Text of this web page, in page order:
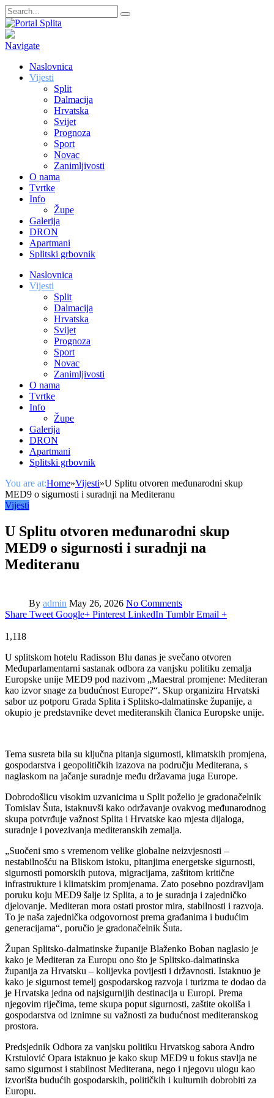
Navigate
Naslovnica
Vijesti
Split
Dalmacija
Hrvatska
Svijet
Prognoza
Sport
Novac
Zanimljivosti
O nama
Tvrtke
Info
Župe
Galerija
DRON
Apartmani
Splitski grbovnik
Naslovnica
Vijesti
Split
Dalmacija
Hrvatska
Svijet
Prognoza
Sport
Novac
Zanimljivosti
O nama
Tvrtke
Info
Župe
Galerija
DRON
Apartmani
Splitski grbovnik
You are at:Home»Vijesti»U Splitu otvoren međunarodni skup
MED9 o sigurnosti i suradnji na Mediteranu
Vijesti
U Splitu otvoren međunarodni skup
MED9 o sigurnosti i suradnji na
Mediteranu
By admin May 26, 2026 No Comments
Share Tweet Google+ Pinterest LinkedIn Tumblr Email +
1,118
U splitskom hotelu Radisson Blu danas je svečano otvoren
Međuparlamentarni sastanak odbora za vanjsku politiku zemalja
Europske unije MED9 pod nazivom „Maestral promjene: Mediteran
kao izvor snage za budućnost Europe?“. Skup organizira Hrvatski
sabor uz potporu Grada Splita i Splitsko-dalmatinske županije, a
okupio je predstavnike devet mediteranskih članica Europske unije.
Tema susreta bila su ključna pitanja sigurnosti, klimatskih promjena,
gospodarstva i geopolitičkih izazova na području Mediterana, s
naglaskom na jačanje suradnje među državama juga Europe.
Dobrodošlicu visokim uzvanicima u Split poželio je gradonačelnik
Tomislav Šuta, istaknuvši kako održavanje ovakvog međunarodnog
skupa potvrđuje važnost Splita i Hrvatske kao mjesta dijaloga,
suradnje i povezivanja mediteranskih zemalja.
„Suočeni smo s vremenom velike globalne neizvjesnosti –
nestabilnošću na Bliskom istoku, pitanjima energetske sigurnosti,
sigurnosti pomorskih putova, migracijama, zaštitom kritične
infrastrukture i klimatskim promjenama. Zato posebno pozdravljam
poruku koju MED9 šalje iz Splita, a to je suradnja i zajedničko
djelovanje. Mediteran mora ostati prostor mira, stabilnosti i razvoja.
To je naša zajednička odgovornost prema građanima i budućim
generacijama“, poručio je gradonačelnik Šuta.
Župan Splitsko-dalmatinske županije Blaženko Boban naglasio je
kako je Mediteran za Europu ono što je Splitsko-dalmatinska
županija za Hrvatsku – kolijevka povijesti i državnosti. Istaknuo je
kako je sigurnost temelj gospodarskog razvoja i turizma te dodao da
je Hrvatska jedna od najsigurnijih destinacija u Europi. Prema
njegovim riječima, teme skupa poput sigurnosti, zaštite okoliša i
gospodarstva od iznimne su važnosti za budućnost mediteranskog
prostora.
Predsjednik Odbora za vanjsku politiku Hrvatskog sabora Andro
Krstulović Opara istaknuo je kako skup MED9 u fokus stavlja ne
samo sigurnost i stabilnost Mediterana, nego i njegovu ulogu kao
izvorišta budućih gospodarskih, političkih i kulturnih dobrobiti za
Europu.